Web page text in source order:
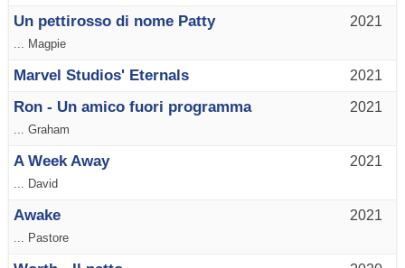
2021
Un pettirosso di nome Patty
... Magpie
2021
Marvel Studios' Eternals
2021
Ron - Un amico fuori programma
... Graham
2021
A Week Away
... David
2021
Awake
... Pastore